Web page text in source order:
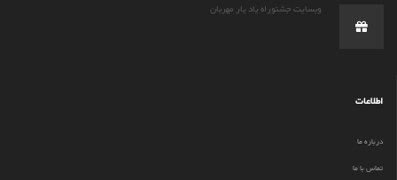
وبسایت جشنوراه یاد یار مهربان
اطلاعات
درباره ما
تماس با ما